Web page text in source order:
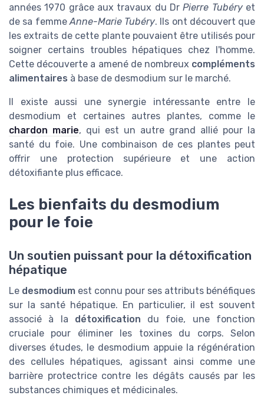
années 1970 grâce aux travaux du DrPierre Tubéryet
de sa femmeAnne-Marie Tubéry. Ils ont découvert que
les extraits de cette plante pouvaient être utilisés pour
soigner certains troubles hépatiques chez l'homme.
Cette découverte a amené de nombreux compléments
alimentaires à base de desmodium sur le marché.
Il existe aussi une synergie intéressante entre le
desmodium et certaines autres plantes, comme le
chardon marie, qui est un autre grand allié pour la
santé du foie. Une combinaison de ces plantes peut
offrir une protection supérieure et une action
détoxifiante plus efficace.
Les bienfaits du desmodium
pour le foie
Un soutien puissant pour la détoxification
hépatique
Le desmodium est connu pour ses attributs bénéfiques
sur la santé hépatique. En particulier, il est souvent
associé à la détoxification du foie, une fonction
cruciale pour éliminer les toxines du corps. Selon
diverses études, le desmodium appuie la régénération
des cellules hépatiques, agissant ainsi comme une
barrière protectrice contre les dégâts causés par les
substances chimiques et médicinales.